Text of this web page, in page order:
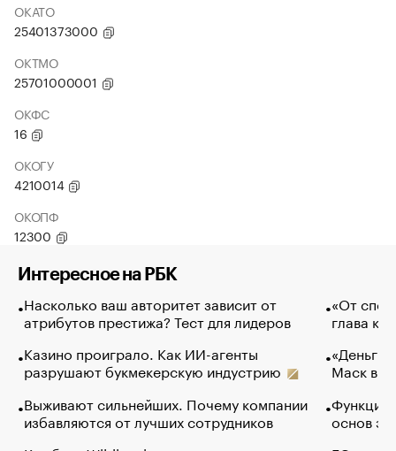
ОКАТО
25401373000
ОКТМО
25701000001
ОКФС
16
ОКОГУ
4210014
ОКОПФ
12300
Интересное на РБК
Насколько ваш авторитет зависит от
атрибутов престижа? Тест для лидеров
Казино проиграло. Как ИИ-агенты
разрушают букмекерскую индустрию
Выживают сильнейших. Почему компании
избавляются от лучших сотрудников
«От
глава
«Деньги
Маск в
Функции
основ